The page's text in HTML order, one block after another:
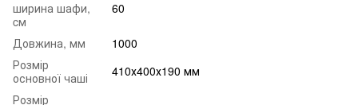
ширина шафи,
cм
60
Довжина, мм
1000
Розмір
основної чаші
410х400х190 мм
Розмір